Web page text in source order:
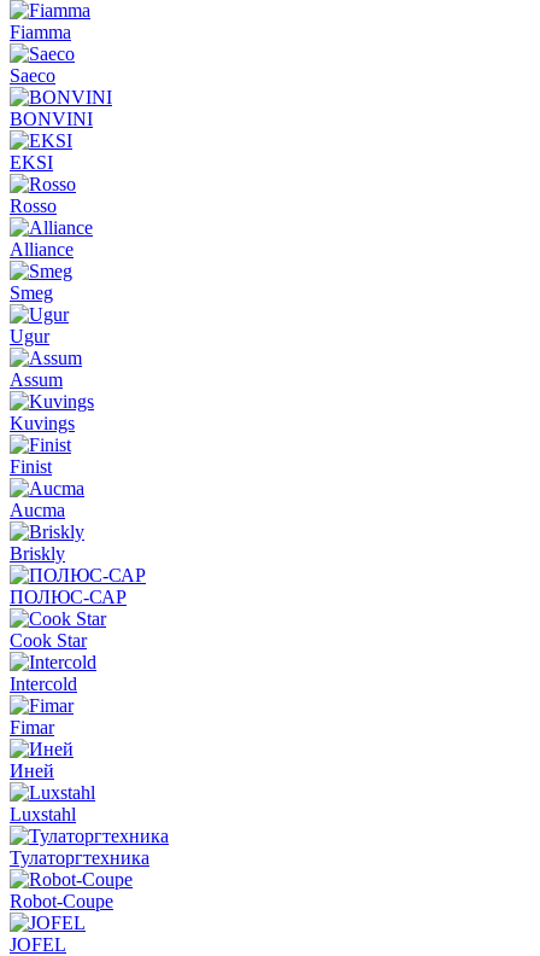
Fiamma
Saeco
BONVINI
EKSI
Rosso
Alliance
Smeg
Ugur
Assum
Kuvings
Finist
Aucma
Briskly
ПОЛЮС-САР
Cook Star
Intercold
Fimar
Иней
Luxstahl
Тулаторгтехника
Robot-Coupe
JOFEL